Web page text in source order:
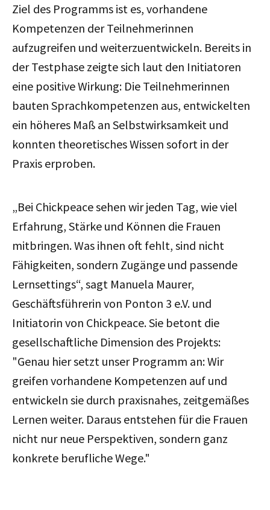
Ziel des Programms ist es, vorhandene
Kompetenzen der Teilnehmerinnen
aufzugreifen und weiterzuentwickeln. Bereits in
der Testphase zeigte sich laut den Initiatoren
eine positive Wirkung: Die Teilnehmerinnen
bauten Sprachkompetenzen aus, entwickelten
ein höheres Maß an Selbstwirksamkeit und
konnten theoretisches Wissen sofort in der
Praxis erproben.
„Bei Chickpeace sehen wir jeden Tag, wie viel
Erfahrung, Stärke und Können die Frauen
mitbringen. Was ihnen oft fehlt, sind nicht
Fähigkeiten, sondern Zugänge und passende
Lernsettings“, sagt Manuela Maurer,
Geschäftsführerin von Ponton 3 e.V. und
Initiatorin von Chickpeace. Sie betont die
gesellschaftliche Dimension des Projekts:
"Genau hier setzt unser Programm an: Wir
greifen vorhandene Kompetenzen auf und
entwickeln sie durch praxisnahes, zeitgemäßes
Lernen weiter. Daraus entstehen für die Frauen
nicht nur neue Perspektiven, sondern ganz
konkrete berufliche Wege."